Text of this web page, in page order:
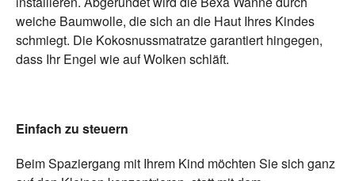
weiche Baumwolle, die sich an die Haut Ihres Kindes
schmiegt. Die Kokosnussmatratze garantiert hingegen,
dass Ihr Engel wie auf Wolken schläft.
Einfach zu steuern
Beim Spaziergang mit Ihrem Kind möchten Sie sich ganz